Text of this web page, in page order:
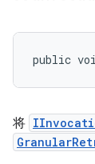
public
将